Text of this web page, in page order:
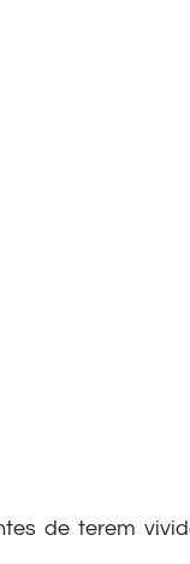
de terem